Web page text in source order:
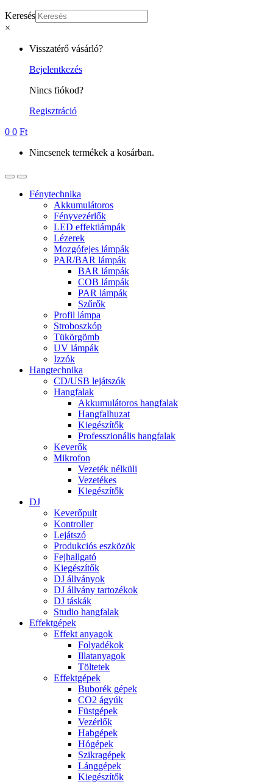
Keresés
×
Visszatérő vásárló?
Bejelentkezés
Nincs fiókod?
Regisztráció
0 0 Ft
Nincsenek termékek a kosárban.
OpenClose
Fénytechnika
Akkumulátoros
Fényvezérlők
LED effektlámpák
Lézerek
Mozgófejes lámpák
PAR/BAR lámpák
BAR lámpák
COB lámpák
PAR lámpák
Szűrők
Profil lámpa
Stroboszkóp
Tükörgömb
UV lámpák
Izzók
Hangtechnika
CD/USB lejátszók
Hangfalak
Akkumulátoros hangfalak
Hangfalhuzat
Kiegészítők
Professzionális hangfalak
Keverők
Mikrofon
Vezeték nélküli
Vezetékes
Kiegészítők
DJ
Keverőpult
Kontroller
Lejátszó
Produkciós eszközök
Fejhallgató
Kiegészítők
DJ állványok
DJ állvány tartozékok
DJ táskák
Studio hangfalak
Effektgépek
Effekt anyagok
Folyadékok
Illatanyagok
Töltetek
Effektgépek
Buborék gépek
CO2 ágyúk
Füstgépek
Vezérlők
Habgépek
Hógépek
Szikragépek
Lánggépek
Kiegészítők